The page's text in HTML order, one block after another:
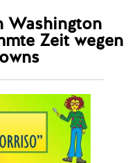
Washington
Zeit wegen